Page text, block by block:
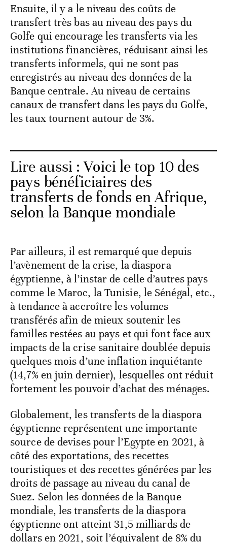
Ensuite, il y a le niveau des coûts de
transfert très bas au niveau des pays du
Golfe qui encourage les transferts via les
institutions financières, réduisant ainsi les
transferts informels, qui ne sont pas
enregistrés au niveau des données de la
Banque centrale. Au niveau de certains
canaux de transfert dans les pays du Golfe,
les taux tournent autour de 3%.
Lire aussi :Voici le top 10 des
pays bénéficiaires des
transferts de fonds en Afrique,
selon la Banque mondiale
Par ailleurs, il est remarqué que depuis
l’avènement de la crise, la diaspora
égyptienne, à l’instar de celle d’autres pays
comme le Maroc, la Tunisie, le Sénégal, etc.,
à tendance à accroître les volumes
transférés afin de mieux soutenir les
familles restées au pays et qui font face aux
impacts de la crise sanitaire doublée depuis
quelques mois d’une inflation inquiétante
(14,7% en juin dernier), lesquelles ont réduit
fortement les pouvoir d’achat des ménages.
Globalement, les transferts de la diaspora
égyptienne représentent une importante
source de devises pour l’Egypte en 2021, à
côté des exportations, des recettes
touristiques et des recettes générées par les
droits de passage au niveau du canal de
Suez. Selon les données de la Banque
mondiale, les transferts de la diaspora
égyptienne ont atteint 31,5 milliards de
dollars en 2021, soit l’équivalent de 8% du